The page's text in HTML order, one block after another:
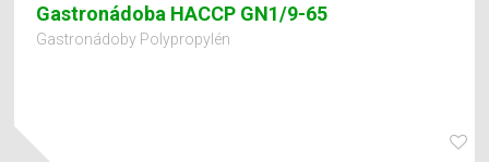
Gastronádoba HACCP GN1/9-65
Gastronádoby Polypropylén